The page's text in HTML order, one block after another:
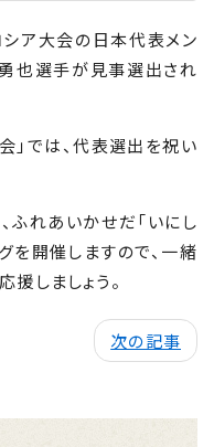
ア大会の日本代表メン
也選手が見事選出され
では、代表選出を祝い
れあいかせだ「いにし
を開催しますので、一緒
援しましょう。
次の記事